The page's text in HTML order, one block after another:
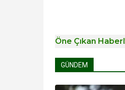
Öne Çıkan
GÜNDEM